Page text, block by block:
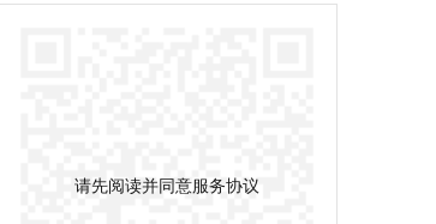
请先阅读并同意服务协议